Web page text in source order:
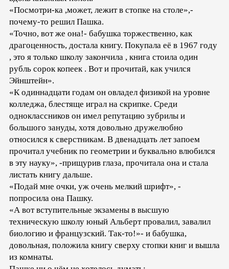
«Посмотри-ка ,может, лежит в стопке на столе»,-
почему-то решил Пашка.
«Точно, вот же она!- бабушка торжественно, как
драгоценность, достала книгу. Покупала её в 1967 году
, это я только школу закончила , книга стоила один
рубль сорок копеек . Вот и прочитай, как учился
Эйнштейн».
«К одиннадцати годам он овладел физикой на уровне
колледжа, блестяще играл на скрипке. Среди
одноклассников он имел репутацию зубрилы и
большого зануды, хотя довольно дружелюбно
относился к сверстникам. В двенадцать лет запоем
прочитал учебник по геометрии и буквально влюбился
в эту науку», -прищурив глаза, прочитала она и стала
листать книгу дальше.
«Подай мне очки, уж очень мелкий шрифт», -
попросила она Пашку.
«А вот вступительные экзамены в высшую
техническую школу юный Альберт провалил, завалил
биологию и французский. Так-то!»- и бабушка,
довольная, положила книгу сверху стопки книг и вышла
из комнаты.